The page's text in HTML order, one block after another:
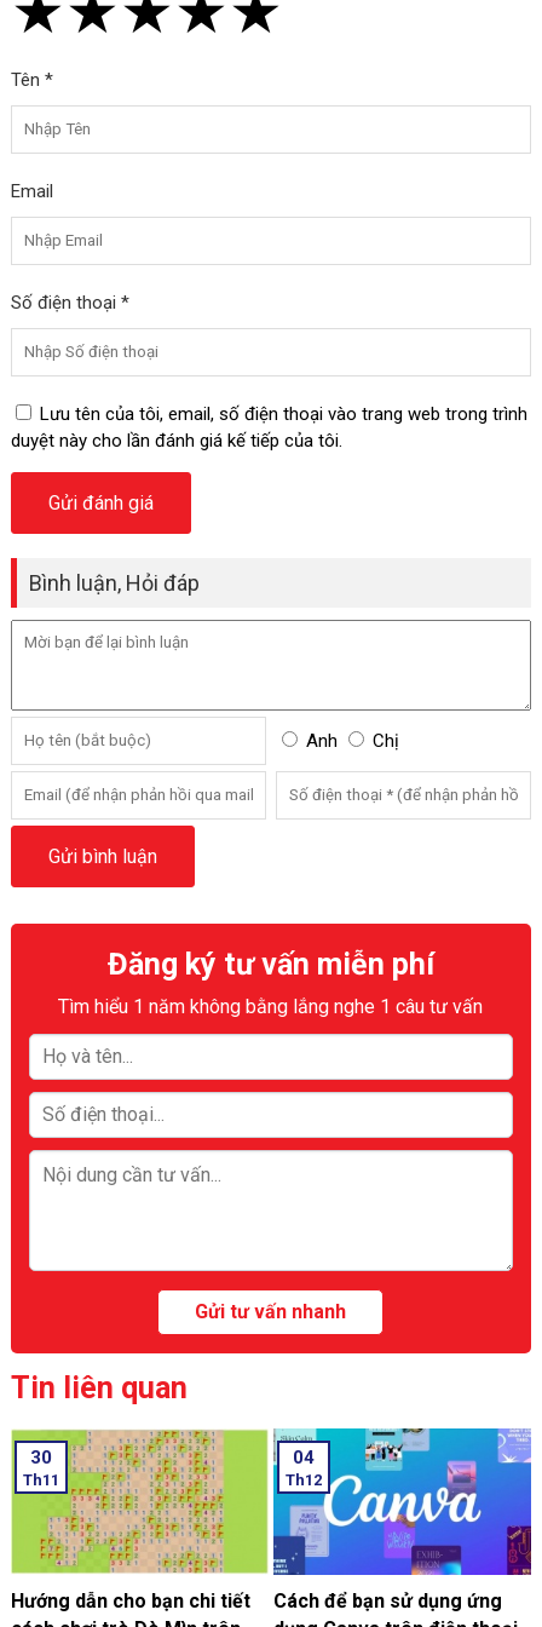
Tên *
Email
Số điện thoại *
Lưu tên của tôi, email, số điện thoại vào trang web trong trình
duyệt này cho lần đánh giá kế tiếp của tôi.
Bình luận, Hỏi đáp
Anh Chị
Đăng ký tư vấn miễn phí
Tìm hiểu 1 năm không bằng lắng nghe 1 câu tư vấn
Tin liên quan
30
Th11
Hướng dẫn cho bạn chi tiết
04
Th12
Cách để bạn sử dụng ứng